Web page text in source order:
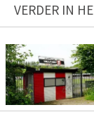
VERDER IN